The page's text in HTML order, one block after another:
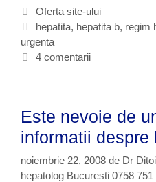
e
r
h
p
a
t
C
a
t
e
i
i
Oferta site-ului
E
t
i
t
e
hepatita, hepatita b, regim
urgenta
4 comentarii
Este nevoie de
informatii despre
noiembrie 22, 2008 de Dr
hepatolog Bucuresti 0758 751